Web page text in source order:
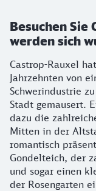
Besuchen Sie
werden sich
Castrop-Rauxel
Jahrzehnten von
Schwerindustrie
Stadt gemausert.
dazu die
Mitten in der
romantisch
Gondelteich, der
und sogar einen
der Rosengarten